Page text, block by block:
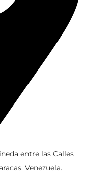
entre las Calles
Venezuela.